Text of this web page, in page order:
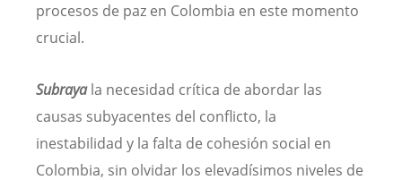
procesos de paz en Colombia en este momento
crucial.
Subrayala necesidad crítica de abordar las
causas subyacentes del conflicto, la
inestabilidad y la falta de cohesión social en
Colombia, sin olvidar los elevadísimos niveles de